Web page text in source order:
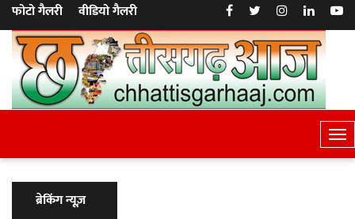
फोटो गैलरी वीडियो गैलरी
T
o
ब्रेकिंग न्यूज़